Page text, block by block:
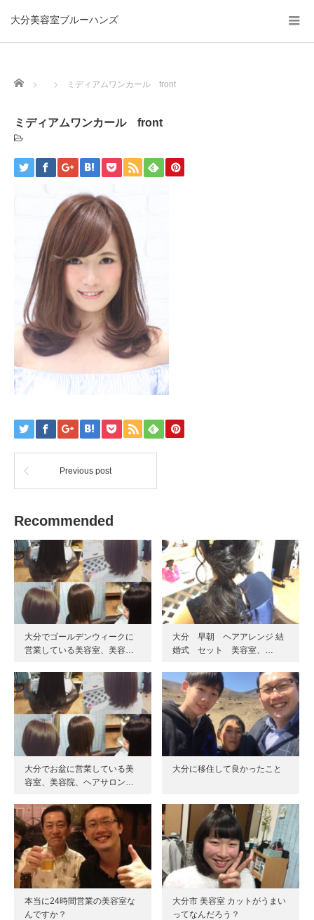
大分美容室ブルーハンズ
Home ミディアムワンカール front
ミディアムワンカール front
Previous post
Recommended
大分でゴールデンウィークに
営業している美容室、美容…
大分 早朝 ヘアアレンジ 結
婚式 セット 美容室、…
大分でお盆に営業している美
容室、美容院、ヘアサロン…
大分に移住して良かったこと
本当に24時間営業の美容室な
んですか？
大分市 美容室 カットがうまい
ってなんだろう？